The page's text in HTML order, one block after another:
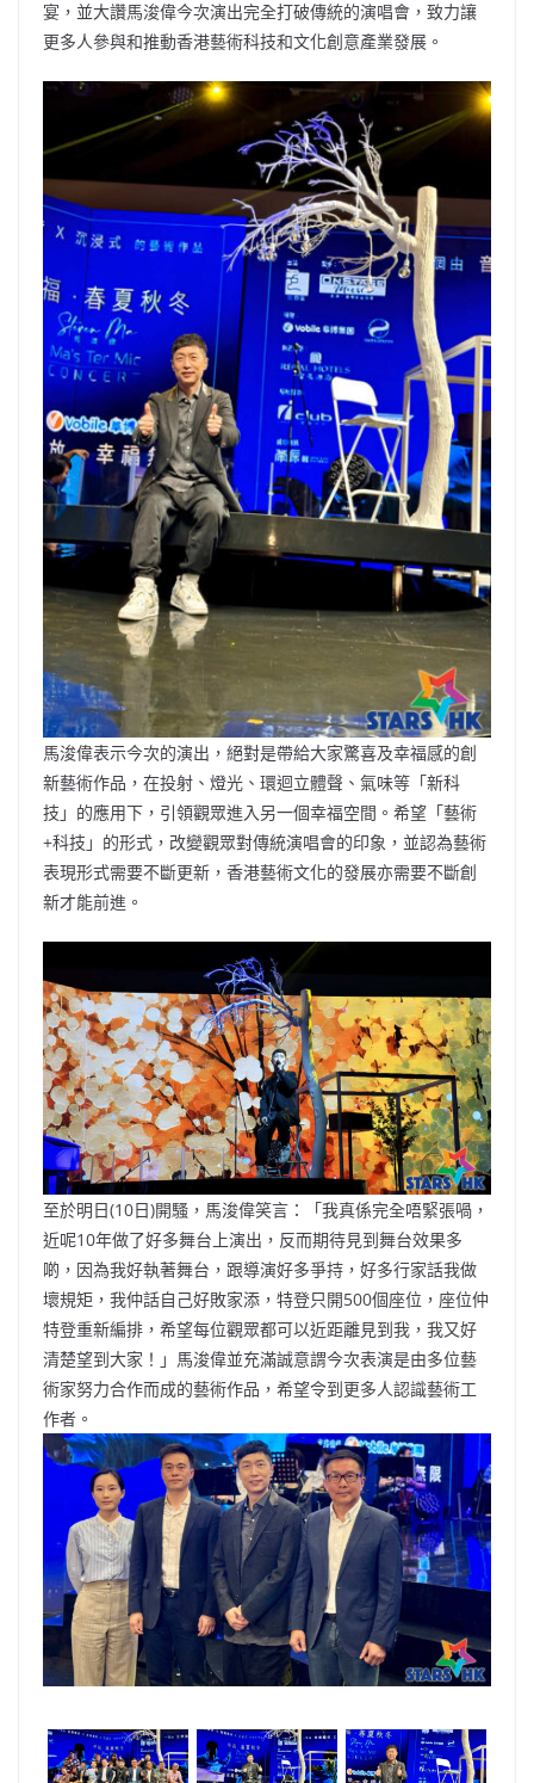
宴，並大讚馬浚偉今次演出完全打破傳統的演唱會，致力讓
更多人參與和推動香港藝術科技和文化創意產業發展。
馬浚偉表示今次的演出，絕對是帶給大家驚喜及幸福感的創
新藝術作品，在投射、燈光、環迴立體聲、氣味等「新科
技」的應用下，引領觀眾進入另一個幸福空間。希望「藝術
+科技」的形式，改變觀眾對傳統演唱會的印象，並認為藝術
表現形式需要不斷更新，香港藝術文化的發展亦需要不斷創
新才能前進。
至於明日(10日)開騷，馬浚偉笑言：「我真係完全唔緊張喎，
近呢10年做了好多舞台上演出，反而期待見到舞台效果多
啲，因為我好執著舞台，跟導演好多爭持，好多行家話我做
壞規矩，我仲話自己好敗家添，特登只開500個座位，座位仲
特登重新編排，希望每位觀眾都可以近距離見到我，我又好
清楚望到大家！」馬浚偉並充滿誠意謂今次表演是由多位藝
術家努力合作而成的藝術作品，希望令到更多人認識藝術工
作者。